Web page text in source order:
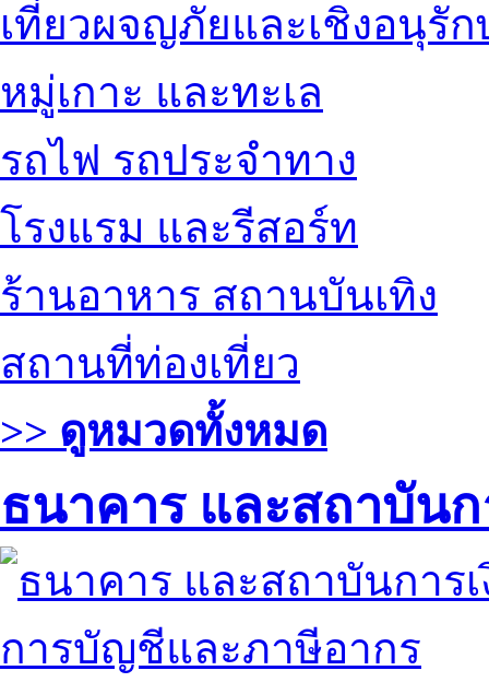
เที่ยวผจญภัยและเชิงอนุรัก
หมู่เกาะ และทะเล
รถไฟ รถประจำทาง
โรงแรม และรีสอร์ท
ร้านอาหาร สถานบันเทิง
สถานที่ท่องเที่ยว
>> ดูหมวดทั้งหมด
ธนาคาร และสถาบันก
การบัญชีและภาษีอากร